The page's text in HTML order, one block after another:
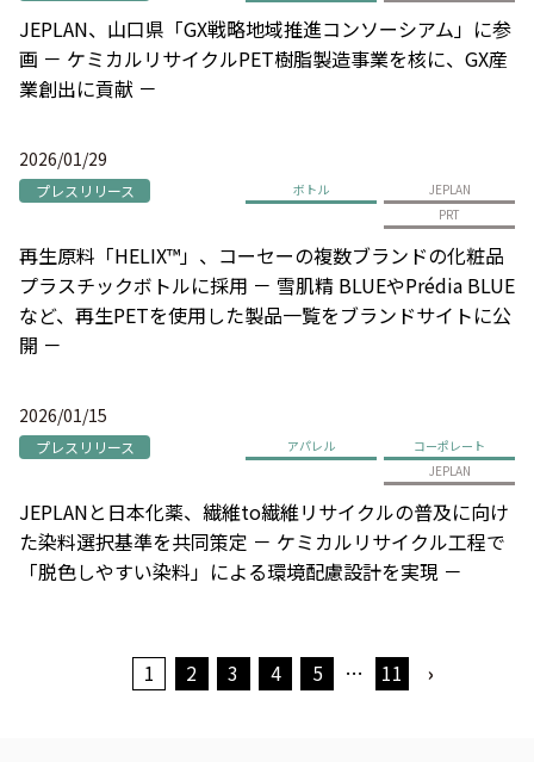
JEPLAN、山口県「GX戦略地域推進コンソーシアム」に参
画 － ケミカルリサイクルPET樹脂製造事業を核に、GX産
業創出に貢献 －
2026/01/29
プレスリリース ボトル
JEPLAN
PRT
再生原料「HELIX™」、コーセーの複数ブランドの化粧品
プラスチックボトルに採用 － 雪肌精 BLUEやPrédia BLUE
など、再生PETを使用した製品一覧をブランドサイトに公
開 －
2026/01/15
プレスリリース アパレル
コーポレート
JEPLAN
JEPLANと日本化薬、繊維to繊維リサイクルの普及に向け
た染料選択基準を共同策定 － ケミカルリサイクル工程で
「脱色しやすい染料」による環境配慮設計を実現 －
1 2 3 4 5 … 11 ›